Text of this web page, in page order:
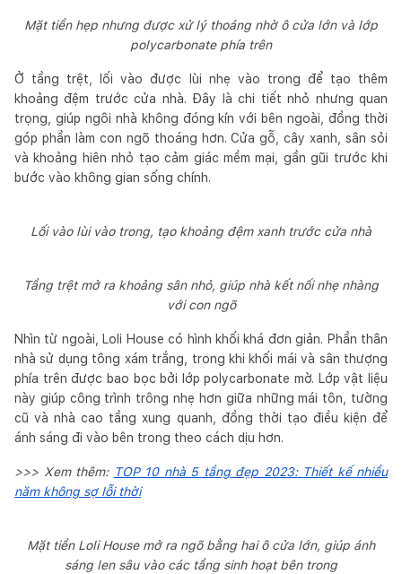
Mặt tiền hẹp nhưng được xử lý thoáng nhờ ô cửa lớn và lớp
polycarbonate phía trên
Ở tầng trệt, lối vào được lùi nhẹ vào trong để tạo thêm
khoảng đệm trước cửa nhà. Đây là chi tiết nhỏ nhưng quan
trọng, giúp ngôi nhà không đóng kín với bên ngoài, đồng thời
góp phần làm con ngõ thoáng hơn. Cửa gỗ, cây xanh, sân sỏi
và khoảng hiên nhỏ tạo cảm giác mềm mại, gần gũi trước khi
bước vào không gian sống chính.
Lối vào lùi vào trong, tạo khoảng đệm xanh trước cửa nhà
Tầng trệt mở ra khoảng sân nhỏ, giúp nhà kết nối nhẹ nhàng
với con ngõ
Nhìn từ ngoài, Loli House có hình khối khá đơn giản. Phần thân
nhà sử dụng tông xám trắng, trong khi khối mái và sân thượng
phía trên được bao bọc bởi lớp polycarbonate mờ. Lớp vật liệu
này giúp công trình trông nhẹ hơn giữa những mái tôn, tường
cũ và nhà cao tầng xung quanh, đồng thời tạo điều kiện để
ánh sáng đi vào bên trong theo cách dịu hơn.
>>> Xem thêm: TOP 10 nhà 5 tầng đẹp 2023: Thiết kế nhiều
năm không sợ lỗi thời
Mặt tiền Loli House mở ra ngõ bằng hai ô cửa lớn, giúp ánh
sáng len sâu vào các tầng sinh hoạt bên trong